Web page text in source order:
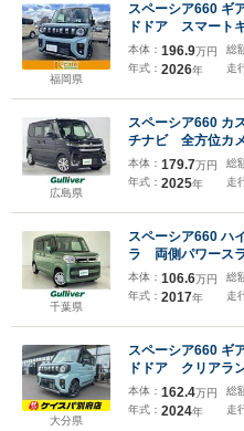
福岡県
スペーシア660 ギ
ドドア スマート
ECS クリアラン
サーキュレーター
トヒーター LED
本体： 196.9万円
年式： 2026年
総
走
広島県
スペーシア660 カ
チナビ 全方位カ
ルセンサーブレー
能 低速時ブレー
線維持支援機能
本体： 179.7万円
年式： 2025年
総
走
千葉県
スペーシア660 ハ
ラ 両側パワース
TV CD DVD
ト 衝突軽減セー
ー シートヒーター
本体： 106.6万円
年式： 2017年
総
走
大分県
スペーシア660 ギ
ドドア クリアラ
ロール レーンア
ートライト LED
シャー スマートキ
本体： 162.4万円
年式： 2024年
総
走